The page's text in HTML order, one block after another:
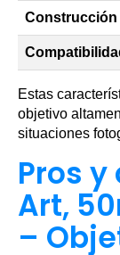
Construcción
Estas
objetivo
situaciones
Pros
Art,
–